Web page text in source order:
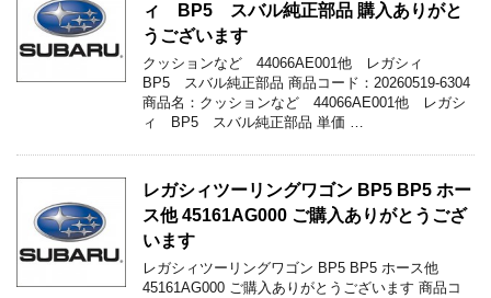
ィ BP5 スバル純正部品 購入ありがと
うございます
クッションなど 44066AE001他 レガシィ
BP5 スバル純正部品 商品コード：20260519-6304
商品名：クッションなど 44066AE001他 レガシ
ィ BP5 スバル純正部品 単価 …
レガシィツーリングワゴン BP5 BP5 ホー
ス他 45161AG000 ご購入ありがとうござ
います
レガシィツーリングワゴン BP5 BP5 ホース他
45161AG000 ご購入ありがとうございます 商品コ